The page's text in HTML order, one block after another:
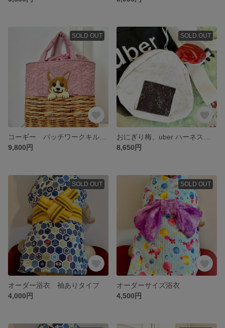
SOLD OUT
9,800円
SOLD OUT
8,650円
SOLD OUT
オーダー浴衣 袖ありタイプ
4,000円
SOLD OUT
オーダーサイズ浴衣
4,500円